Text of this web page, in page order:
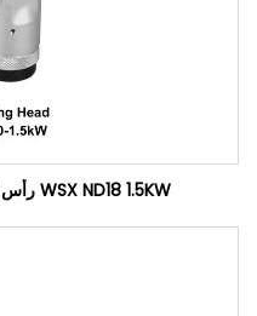
WSX ND18 1.5KW رأس لحام الليزر الألياف المحمولة